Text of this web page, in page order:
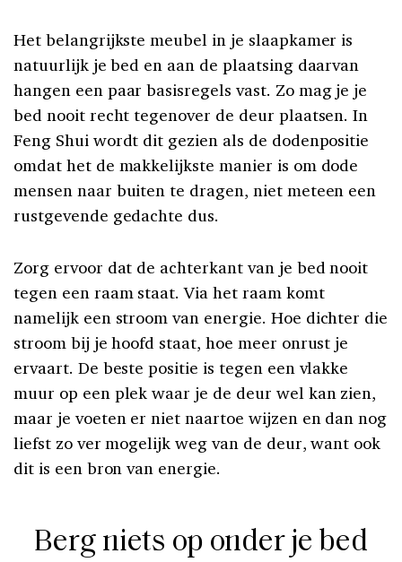
Het belangrijkste meubel in je slaapkamer is
natuurlijk je bed en aan de plaatsing daarvan
hangen een paar basisregels vast. Zo mag je je
bed nooit recht tegenover de deur plaatsen. In
Feng Shui wordt dit gezien als de dodenpositie
omdat het de makkelijkste manier is om dode
mensen naar buiten te dragen, niet meteen een
rustgevende gedachte dus.
Zorg ervoor dat de achterkant van je bed nooit
tegen een raam staat. Via het raam komt
namelijk een stroom van energie. Hoe dichter die
stroom bij je hoofd staat, hoe meer onrust je
ervaart. De beste positie is tegen een vlakke
muur op een plek waar je de deur wel kan zien,
maar je voeten er niet naartoe wijzen en dan nog
liefst zo ver mogelijk weg van de deur, want ook
dit is een bron van energie.
Berg niets op onder je bed